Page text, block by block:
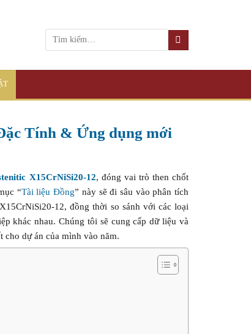
Tính & Ứng dụng mới
X15CrNiSi20-12, đóng vai trò then chốt
“Tài liệu Đồng” này sẽ đi sâu vào phân tích
12, đồng thời so sánh với các loại
khác nhau. Chúng tôi sẽ cung cấp dữ liệu và
cho dự án của mình vào năm.